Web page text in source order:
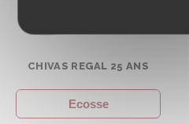
CHIVAS REGAL 25 ANS
Ecosse